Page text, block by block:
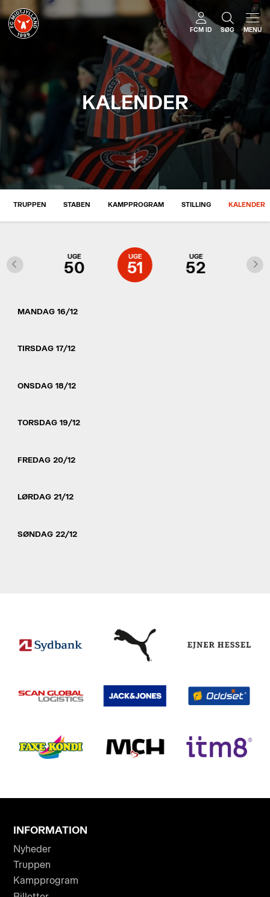
FCM ID SØG MENU
KALENDER
TRUPPEN STABEN KAMPPROGRAM STILLING KALENDER
UGE
49
UGE
50
UGE
51
UGE
52
UGE
1
MANDAG 16/12
TIRSDAG 17/12
ONSDAG 18/12
TORSDAG 19/12
FREDAG 20/12
LØRDAG 21/12
SØNDAG 22/12
INFORMATION
Nyheder
Truppen
Kampprogram